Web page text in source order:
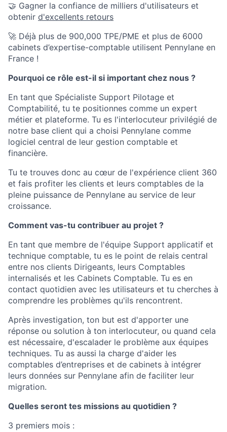
🤝 Gagner la confiance de milliers d'utilisateurs et
obtenir d'excellents retours
🚀 Déjà plus de 900,000 TPE/PME et plus de 6000
cabinets d’expertise-comptable utilisent Pennylane en
France !
Pourquoi ce rôle est-il si important chez nous ?
En tant que Spécialiste Support Pilotage et
Comptabilité, tu te positionnes comme un expert
métier et plateforme. Tu es l'interlocuteur privilégié de
notre base client qui a choisi Pennylane comme
logiciel central de leur gestion comptable et
financière.
Tu te trouves donc au cœur de l'expérience client 360
et fais profiter les clients et leurs comptables de la
pleine puissance de Pennylane au service de leur
croissance.
Comment vas-tu contribuer au projet ?
En tant que membre de l'équipe Support applicatif et
technique comptable, tu es le point de relais central
entre nos clients Dirigeants, leurs Comptables
internalisés et les Cabinets Comptable. Tu es en
contact quotidien avec les utilisateurs et tu cherches à
comprendre les problèmes qu'ils rencontrent.
Après investigation, ton but est d'apporter une
réponse ou solution à ton interlocuteur, ou quand cela
est nécessaire, d'escalader le problème aux équipes
techniques. Tu as aussi la charge d'aider les
comptables d’entreprises et de cabinets à intégrer
leurs données sur Pennylane afin de faciliter leur
migration.
Quelles seront tes missions au quotidien ?
3 premiers mois :